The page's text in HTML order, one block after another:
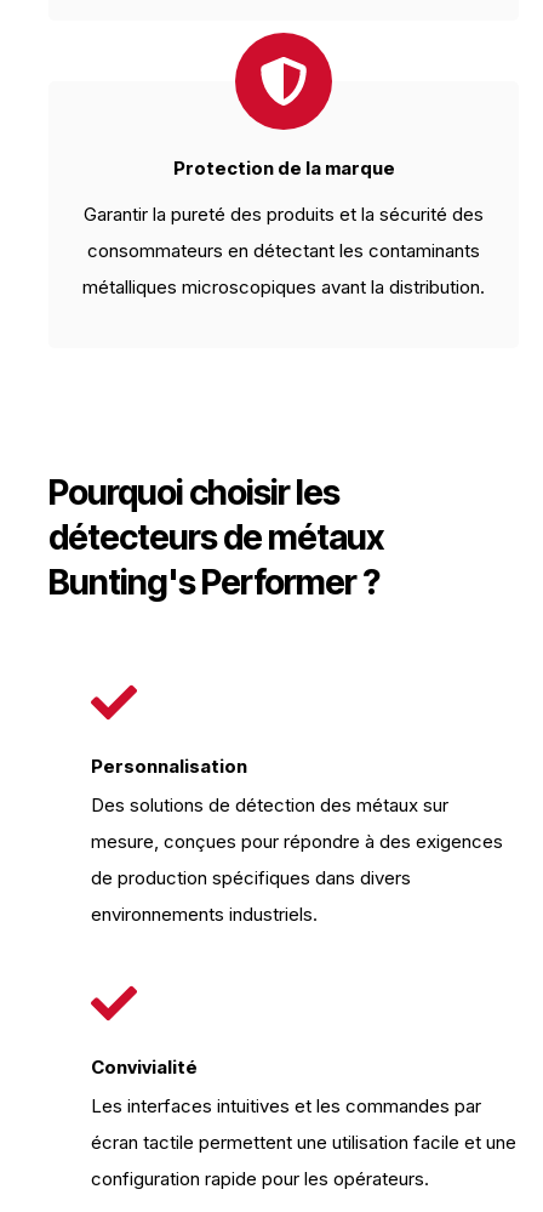
Protection de la marque
Garantir la pureté des produits et la sécurité des
consommateurs en détectant les contaminants
métalliques microscopiques avant la distribution.
Pourquoi choisir les
détecteurs de métaux
Bunting's Performer ?
Personnalisation
Des solutions de détection des métaux sur
mesure, conçues pour répondre à des exigences
de production spécifiques dans divers
environnements industriels.
Convivialité
Les interfaces intuitives et les commandes par
écran tactile permettent une utilisation facile et une
configuration rapide pour les opérateurs.